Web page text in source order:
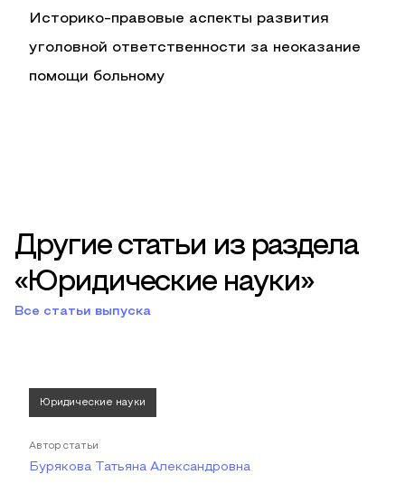
Историко-правовые аспекты развития
уголовной ответственности за неоказание
помощи больному
Другие статьи из раздела
«Юридические науки»
Все статьи выпуска
Юридические науки
Автор статьи
Бурякова Татьяна Александровна